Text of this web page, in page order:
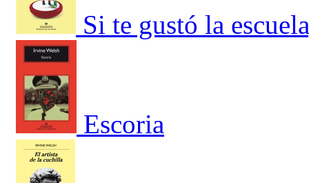
Si te gustó la
Escoria